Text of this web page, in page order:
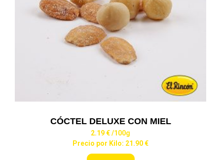
CÓCTEL DELUXE CON MIEL
2.19 €/100g
Precio por Kilo: 21.90 €